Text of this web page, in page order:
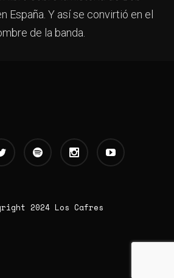
España. Y así se convirtió en el
de la banda.
2024 Los Cafres